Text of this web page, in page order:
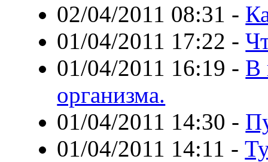
02/04/2011 08:31 -
01/04/2011 17:22 -
01/04/2011 16:19 - В
организма.
01/04/2011 14:30 -
01/04/2011 14:11 -